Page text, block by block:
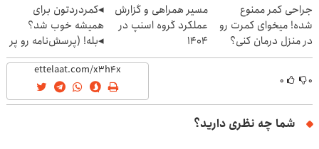
جراحی کمر ممنوع
شده! میخوای کمرت رو
در منزل درمان کنی؟
((پرسش‌نامه))
مسیر همراهی و گزارش
عملکرد گروه اسنپ در
۱۴۰۴
◂کمردردتون برای
همیشه خوب شد؟
◂بله! (پرسش‌نامه رو پر
کن)
۰ ۰
شما چه نظری دارید؟